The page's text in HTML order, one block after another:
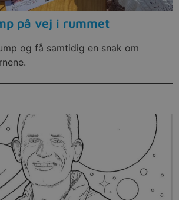
på vej i rummet
og få samtidig en snak om